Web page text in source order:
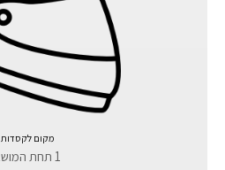
מקום לקסדות
1 תחת המושב